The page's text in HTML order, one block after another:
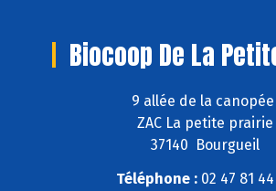
Biocoop De La
9 allée de la canopée
ZAC La petite prairie
37140 Bourgueil
Téléphone :02 47 81